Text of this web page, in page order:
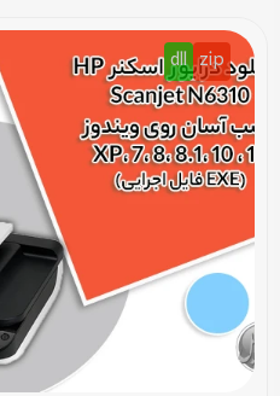
zip
dll